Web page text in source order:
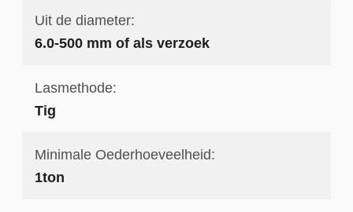
Uit de diameter:
6.0-500 mm of als verzoek
Lasmethode:
Tig
Minimale Oederhoeveelheid:
1ton